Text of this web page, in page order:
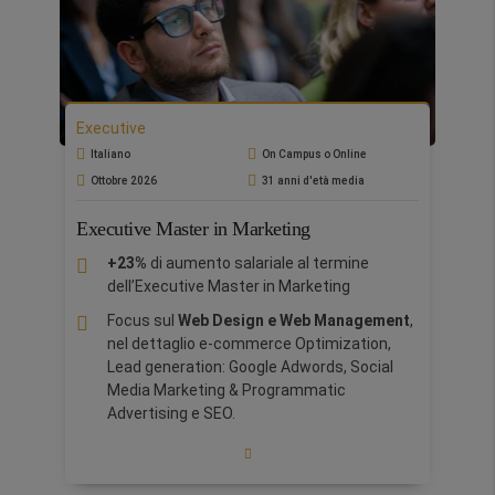
complessità richieste per guidare alcune
delle più importanti aziende e
organizzazioni.
Business Practice Lab conIBM
Bootcamp internazionali in una delle
scuole partner:
Silicon Valley, Parigi, Roma,
Barcellona, Londra, Cina, Nigeria, Qatar,
e Toscana. Un'esperienza coinvolgente e
del mondo degli affari
ambizioni e ai tuoi obiettivi professionali.
Scegliete 1 specializzazione MBA su 3: Big Data
e Automazione, Marketing o Finanza
Executive
Italiano On Campus o Online
Ottobre 2026 31 anni d'età media
Executive Master in Marketing
+23% di aumento salariale al termine
dell’Executive Master in Marketing
Focus sul Web Design e Web Management,
nel dettaglio e-commerce Optimization,
Lead generation: Google Adwords, Social
Media Marketing & Programmatic
Advertising e SEO.
degli studenti hanno accresciuto la